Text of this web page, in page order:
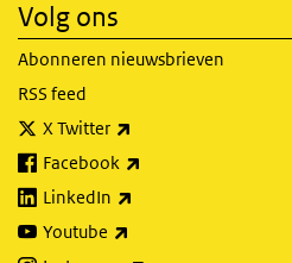
Volg ons
Abonneren nieuwsbrieven
RSS feed
X Twitter
Facebook
LinkedIn
Youtube